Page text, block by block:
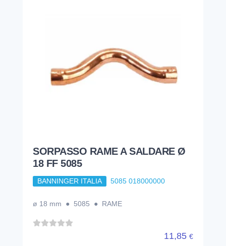
SORPASSO RAME A SALDARE Ø
18 FF 5085
BANNINGER ITALIA 5085 018000000
ø 18 mm ● 5085 ● RAME
11,85 €